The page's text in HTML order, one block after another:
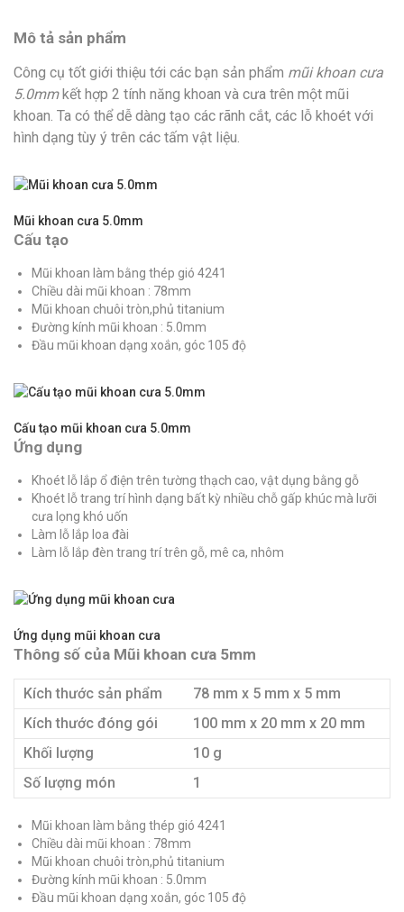
Mô tả sản phẩm
Công cụ tốt giới thiệu tới các bạn sản phẩm mũi khoan cưa
5.0mmkết hợp 2 tính năng khoan và cưa trên một mũi
khoan. Ta có thể dễ dàng tạo các rãnh cắt, các lỗ khoét với
hình dạng tùy ý trên các tấm vật liệu.
Mũi khoan cưa 5.0mm
Cấu tạo
Mũi khoan làm bằng thép gió 4241
Chiều dài mũi khoan : 78mm
Mũi khoan chuôi tròn,phủ titanium
Đường kính mũi khoan : 5.0mm
Đầu mũi khoan dạng xoắn, góc 105 độ
Cấu tạo mũi khoan cưa 5.0mm
Ứng dụng
Khoét lỗ lắp ổ điện trên tường thạch cao, vật dụng bằng gỗ
Khoét lỗ trang trí hình dạng bất kỳ nhiều chỗ gấp khúc mà lưỡi
cưa lọng khó uốn
Làm lỗ lắp loa đài
Làm lỗ lắp đèn trang trí trên gỗ, mê ca, nhôm
Ứng dụng mũi khoan cưa
Thông số của Mũi khoan cưa 5mm
Kích thước sản phẩm
78 mm x 5 mm x 5 mm
Kích thước đóng gói
100 mm x 20 mm x 20 mm
Khối lượng
10 g
Số lượng món
1
Mũi khoan làm bằng thép gió 4241
Chiều dài mũi khoan : 78mm
Mũi khoan chuôi tròn,phủ titanium
Đường kính mũi khoan : 5.0mm
Đầu mũi khoan dạng xoắn, góc 105 độ